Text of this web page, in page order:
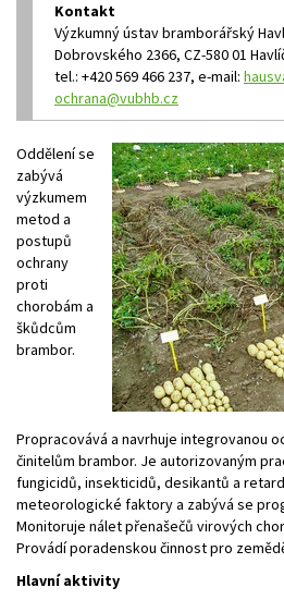
Kontakt
Výzkumný ústav bramborářský
Dobrovského 2366, CZ-580 01
tel.: +420 569 466 237, e-mail:
ochrana@vubhb.cz
Oddělení se
zabývá
výzkumem
metod a
postupů
ochrany
proti
chorobám a
škůdcům
brambor.
Propracovává a navrhuje integrovanou
činitelům brambor. Je autorizovaným
fungicidů, insekticidů, desikantů a
meteorologické faktory a zabývá se
Monitoruje nálet přenašečů virových
Provádí poradenskou činnost pro
Hlavní aktivity